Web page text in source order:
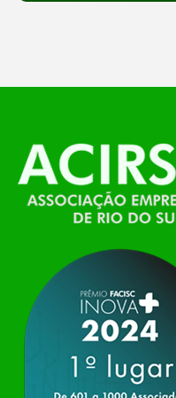
O Polo ACATE-
de Tecnologia da
Itajaí, realizou, no dia
Conexão Tech
tecnologia da região
apresentação de
encontro aconteceu